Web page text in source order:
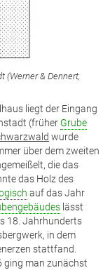
(Werner & Dennert,
liegt der Eingang
(früher Grube
wurde
über dem zweiten
die das
das Holz des
auf das Jahr
lässt
18. Jahrhunderts
in dem
stattfand.
ging man zunächst